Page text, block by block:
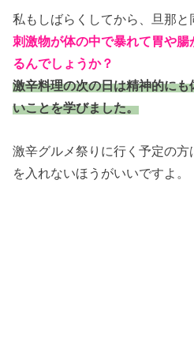
私もしばらくしてから、旦那と
刺激物が体の中で暴れて胃や
るんでしょうか？
激辛料理の次の日は精神的に
いことを学びました。
激辛グルメ祭りに行く予定の
を入れないほうがいいですよ。